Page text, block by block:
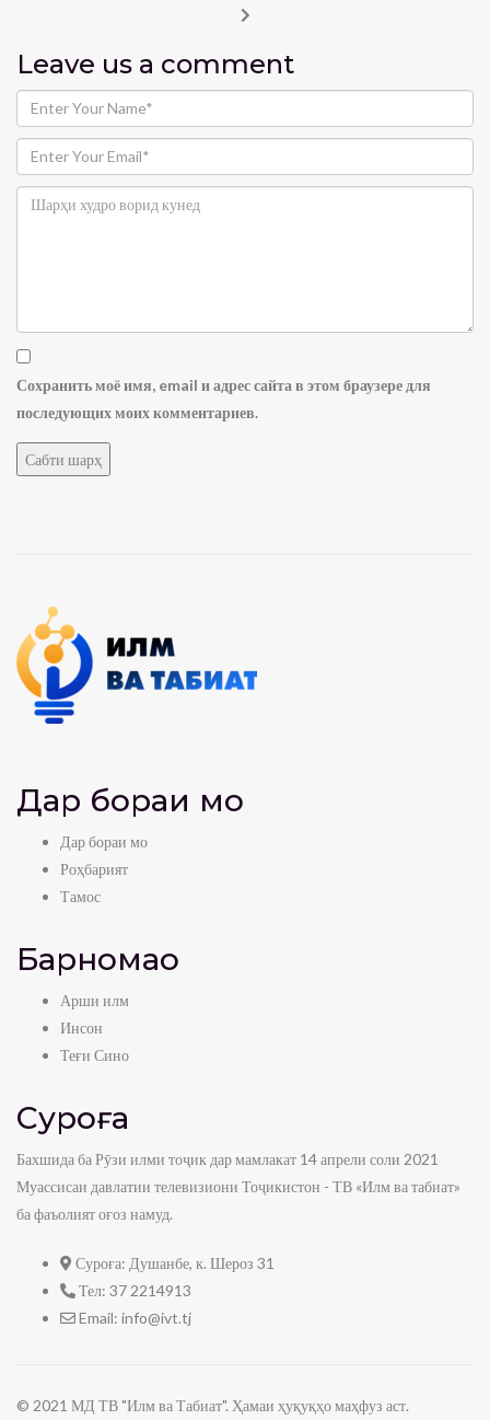
Leave us a comment
Сохранить моё имя, email и адрес сайта в этом браузере для
последующих моих комментариев.
Дар бораи мо
Дар бораи мо
Роҳбарият
Тамос
Барномаҳо
Арши илм
Инсон
Теғи Сино
Суроға
Бахшида ба Рӯзи илми тоҷик дар мамлакат 14 апрели соли 2021
Муассисаи давлатии телевизиони Тоҷикистон - ТВ «Илм ва табиат»
ба фаъолият оғоз намуд.
Суроға: Душанбе, к. Шероз 31
Тел: 37 2214913
Email: info@ivt.tj
© 2021 МД ТВ "Илм ва Табиат". Ҳамаи ҳуқуқҳо маҳфуз аст.